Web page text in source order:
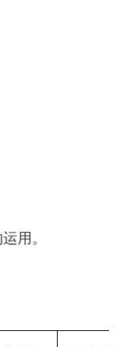
用。